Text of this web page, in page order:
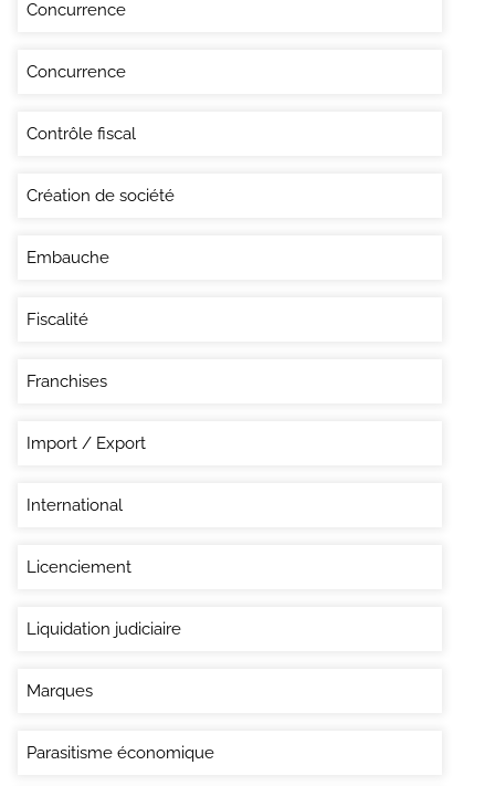
Concurrence
Concurrence
Contrôle fiscal
Création de société
Embauche
Fiscalité
Franchises
Import / Export
International
Licenciement
Liquidation judiciaire
Marques
Parasitisme économique